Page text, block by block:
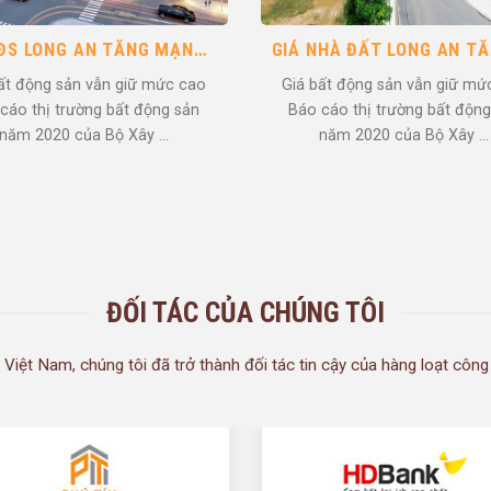
đất nền Long An có tiềm
rất lớn Long An – Vệ tinh kinh
tế của ...
Thị trường BĐS đất nền
An “bùng phát” giữa đại
19? Có vẻ thật khó tin,
ĐỐI TÁC CỦA CHÚNG TÔI
Nam, chúng tôi đã trở thành đối tác tin cậy của hàng loạt